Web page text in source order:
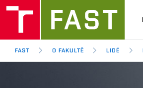
FAST O FAKULTĚ LIDÉ